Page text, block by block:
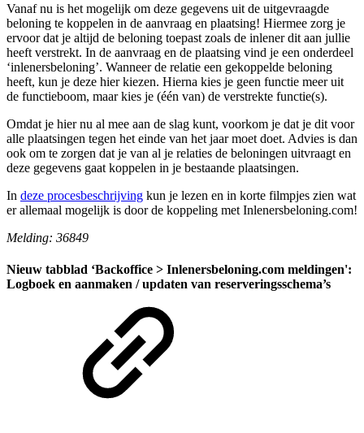
Vanaf nu is het mogelijk om deze gegevens uit de uitgevraagde
beloning te koppelen in de aanvraag en plaatsing! Hiermee zorg je
ervoor dat je altijd de beloning toepast zoals de inlener dit aan jullie
heeft verstrekt. In de aanvraag en de plaatsing vind je een onderdeel
‘inlenersbeloning’. Wanneer de relatie een gekoppelde beloning
heeft, kun je deze hier kiezen. Hierna kies je geen functie meer uit
de functieboom, maar kies je (één van) de verstrekte functie(s).
Omdat je hier nu al mee aan de slag kunt, voorkom je dat je dit voor
alle plaatsingen tegen het einde van het jaar moet doet. Advies is dan
ook om te zorgen dat je van al je relaties de beloningen uitvraagt en
deze gegevens gaat koppelen in je bestaande plaatsingen.
In deze procesbeschrijving kun je lezen en in korte filmpjes zien wat
er allemaal mogelijk is door de koppeling met Inlenersbeloning.com!
Melding: 36849
Nieuw tabblad ‘Backoffice > Inlenersbeloning.com meldingen':
Logboek en aanmaken / updaten van reserveringsschema’s